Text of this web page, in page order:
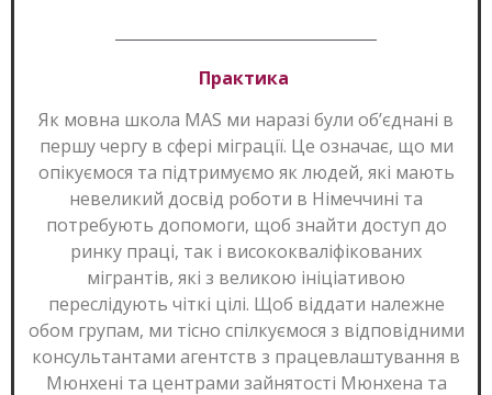
Практика
Як мовна школа MAS ми наразі були об’єднані в
першу чергу в сфері міграції. Це означає, що ми
опікуємося та підтримуємо як людей, які мають
невеликий досвід роботи в Німеччині та
потребують допомоги, щоб знайти доступ до
ринку праці, так і висококваліфікованих
мігрантів, які з великою ініціативою
переслідують чіткі цілі. Щоб віддати належне
обом групам, ми тісно спілкуємося з відповідними
консультантами агентств з працевлаштування в
Мюнхені та центрами зайнятості Мюнхена та